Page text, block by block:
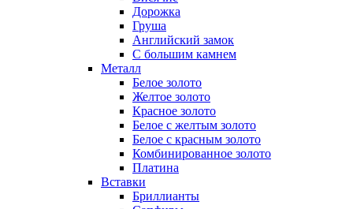
Дорожка
Груша
Английский замок
С большим камнем
Металл
Белое золото
Желтое золото
Красное золото
Белое с желтым золото
Белое с красным золото
Комбинированное золото
Платина
Вставки
Бриллианты